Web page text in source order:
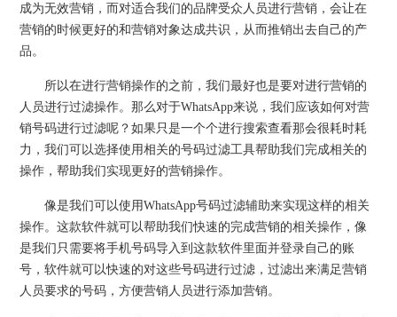
成为无效营销，而对适合我们的品牌受众人员进行营销，会让在
营销的时候更好的和营销对象达成共识，从而推销出去自己的产
品。
所以在进行营销操作的之前，我们最好也是要对进行营销的
人员进行过滤操作。那么对于WhatsApp来说，我们应该如何对营
销号码进行过滤呢？如果只是一个个进行搜索查看那会很耗时耗
力，我们可以选择使用相关的号码过滤工具帮助我们完成相关的
操作，帮助我们实现更好的营销操作。
像是我们可以使用WhatsApp号码过滤辅助来实现这样的相关
操作。这款软件就可以帮助我们快速的完成营销的相关操作，像
是我们只需要将手机号码导入到这款软件里面并登录自己的账
号，软件就可以快速的对这些号码进行过滤，过滤出来满足营销
人员要求的号码，方便营销人员进行添加营销。